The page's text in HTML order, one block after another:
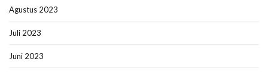
Agustus 2023
Juli 2023
Juni 2023